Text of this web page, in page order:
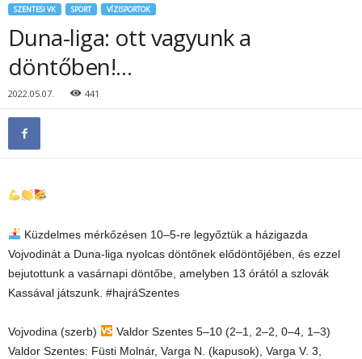
SZENTESI VK SPORT VÍZISPORTOK
Duna-liga: ott vagyunk a
döntőben!…
2022.05.07. 441
Küzdelmes mérkőzésen 10–5-re legyőztük a házigazda
Vojvodinát a Duna-liga nyolcas döntőnek elődöntőjében, és ezzel
bejutottunk a vasárnapi döntőbe, amelyben 13 órától a szlovák
Kassával játszunk. #hajráSzentes
Vojvodina (szerb)
Valdor Szentes 5–10 (2–1, 2–2, 0–4, 1–3)
Valdor Szentes: Füsti Molnár, Varga N. (kapusok), Varga V. 3,